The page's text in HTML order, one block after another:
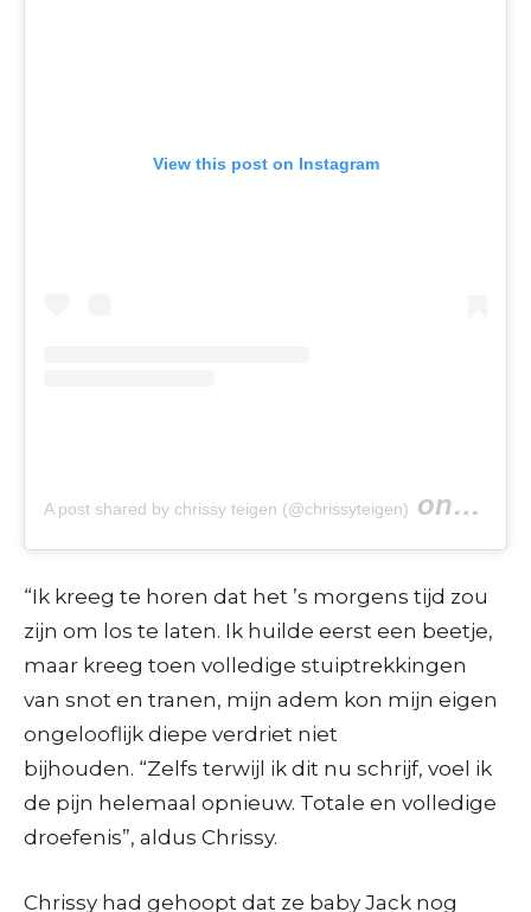
View this post on Instagram
A post shared by chrissy teigen (@chrissyteigen) on Sep 30,
“Ik kreeg te horen dat het ’s morgens tijd zou
zijn om los te laten. Ik huilde eerst een beetje,
maar kreeg toen volledige stuiptrekkingen
van snot en tranen, mijn adem kon mijn eigen
ongelooflijk diepe verdriet niet
bijhouden. “Zelfs terwijl ik dit nu schrijf, voel ik
de pijn helemaal opnieuw. Totale en volledige
droefenis”, aldus Chrissy.
Chrissy had gehoopt dat ze baby Jack nog